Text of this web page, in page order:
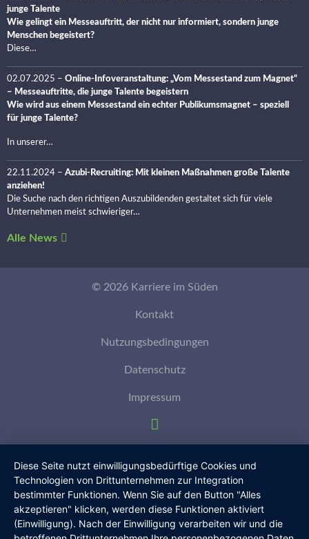
junge Talente
Wie gelingt ein Messeauftritt, der nicht nur informiert, sondern junge
Menschen begeistert?
Diese…
02.07.2025 – Online-Infoveranstaltung: „Vom Messestand zum Magnet“
– Messeauftritte, die junge Talente begeistern
Wie wird aus einem Messestand ein echter Publikumsmagnet – speziell
für junge Talente?
In unserer…
22.11.2024 – Azubi-Recruiting: Mit kleinen Maßnahmen große Talente
anziehen!
Die Suche nach den richtigen Auszubildenden gestaltet sich für viele
Unternehmen meist schwieriger…
Alle News
© 2026 Karriere im Süden
Kontakt
Nutzungsbedingungen
Datenschutz
Impressum
Diese Seite nutzt einwilligungsbedürftige Cookies und
Technologien von Drittunternehmen zur Integration
bestimmter Funktionen. Wenn Sie auf den Button "Alles
akzeptieren" klicken, werden diese Funktionen aktiviert
(Einwilligung). Nach der Einwilligung verarbeiten wir und die